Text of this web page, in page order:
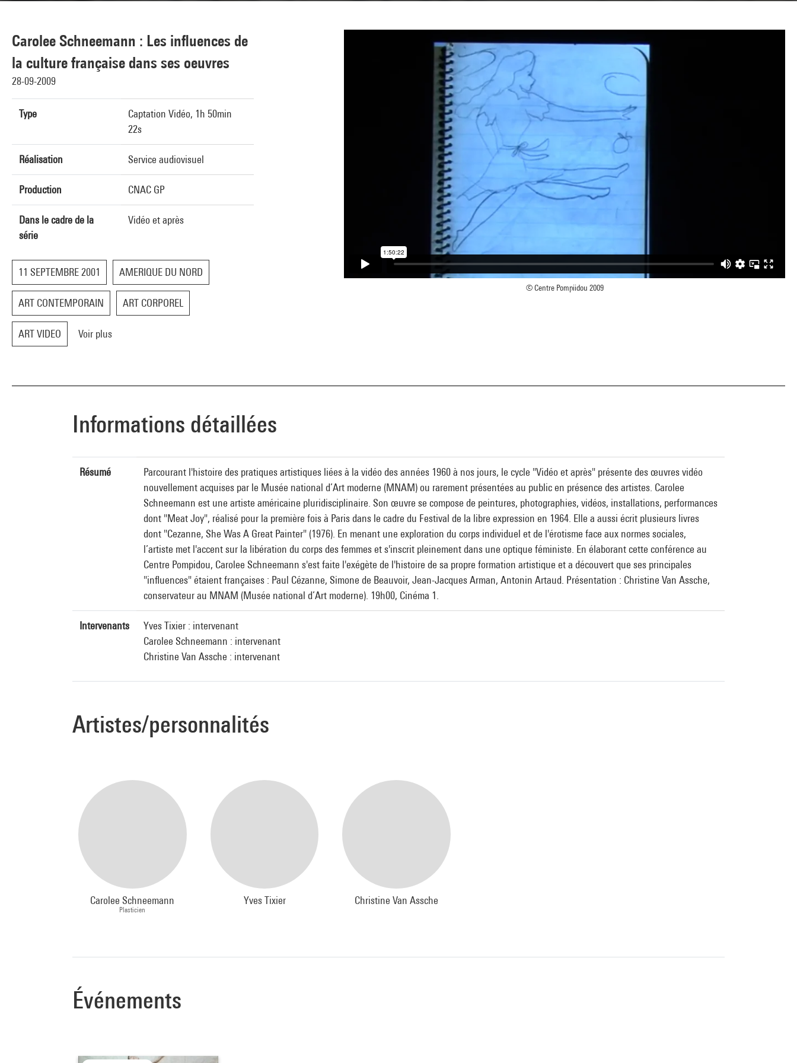
Carolee Schneemann : Les influences de
la culture française dans ses oeuvres
28-09-2009
Type
Captation Vidéo, 1h 50min
22s
Réalisation Service audiovisuel
Production CNAC GP
Dans le cadre de la
série
Vidéo et après
11 SEPTEMBRE 2001 AMERIQUE DU NORD
ART CONTEMPORAIN ART CORPOREL
ART VIDEO Voir plus
© Centre Pompiidou 2009
Informations détaillées
Résumé
Parcourant l'histoire des pratiques artistiques liées à la vidéo des années 1960 à nos jours, le cycle "Vidéo et après" présente des œuvres vidéo
nouvellement acquises par le Musée national d’Art moderne (MNAM) ou rarement présentées au public en présence des artistes. Carolee
Schneemann est une artiste américaine pluridisciplinaire. Son œuvre se compose de peintures, photographies, vidéos, installations, performances
dont "Meat Joy", réalisé pour la première fois à Paris dans le cadre du Festival de la libre expression en 1964. Elle a aussi écrit plusieurs livres
dont "Cezanne, She Was A Great Painter" (1976). En menant une exploration du corps individuel et de l'érotisme face aux normes sociales,
l’artiste met l'accent sur la libération du corps des femmes et s'inscrit pleinement dans une optique féministe. En élaborant cette conférence au
Centre Pompidou, Carolee Schneemann s'est faite l'exégète de l'histoire de sa propre formation artistique et a découvert que ses principales
"influences" étaient françaises : Paul Cézanne, Simone de Beauvoir, Jean-Jacques Arman, Antonin Artaud. Présentation : Christine Van Assche,
conservateur au MNAM (Musée national d’Art moderne). 19h00, Cinéma 1.
Intervenants
Yves Tixier : intervenant
Carolee Schneemann : intervenant
Christine Van Assche : intervenant
Artistes/personnalités
Carolee Schneemann
Plasticien
Yves Tixier Christine Van Assche
Événements